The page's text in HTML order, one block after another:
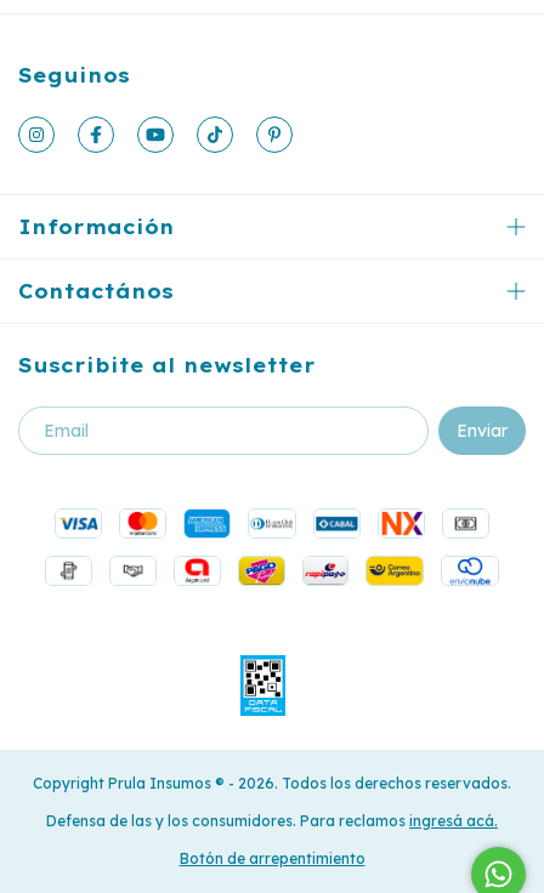
Seguinos
Información
Contactános
Suscribite al newsletter
Copyright Prula Insumos ®️ - 2026. Todos los derechos reservados.
Defensa de las y los consumidores. Para reclamos ingresá acá.
Botón de arrepentimiento